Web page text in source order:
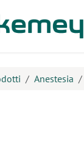
Anestesia